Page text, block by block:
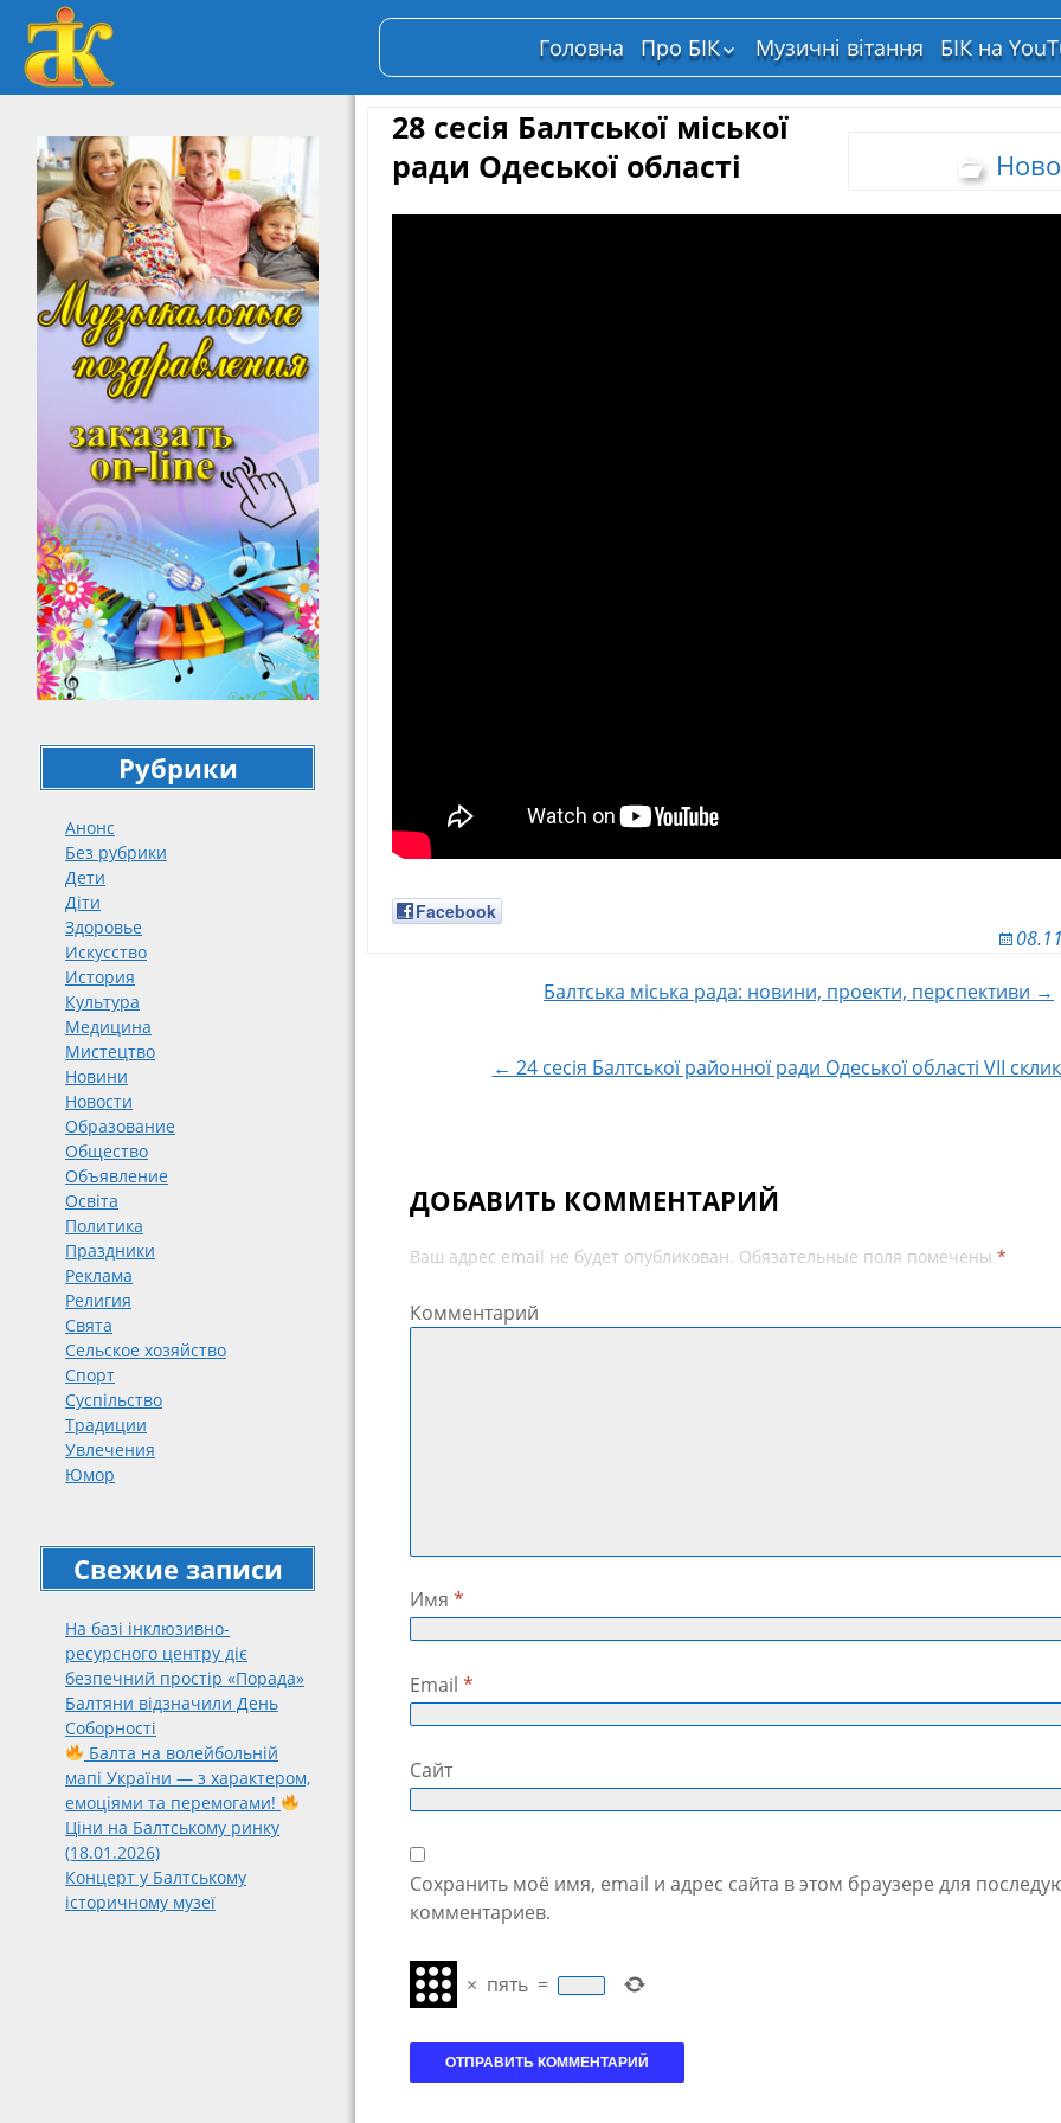
Головна
Про БІК
Структура власності
Музичні вітання БІК на
Рубрики
Анонс
Без рубрики
Дети
Діти
Здоровье
Искусство
История
Культура
Медицина
Мистецтво
Новини
Новости
Образование
Общество
Объявление
Освіта
Политика
Праздники
Реклама
Религия
Свята
Сельское хозяйство
Спорт
Суспільство
Традиции
Увлечения
Юмор
Свежие записи
На базі інклюзивно-
ресурсного центру діє
безпечний простір «Порада»
Балтяни відзначили День
Соборності
Балта на волейбольній
мапі України — з характером,
емоціями та перемогами!
Ціни на Балтському ринку
(18.01.2026)
Концерт у Балтському
історичному музеї
28 сесія Балтської міської
ради Одеської області
Facebook
Навигация по записям
Балтська міська рада: новини, проекти, перспективи →
← 24 сесія Балтської районної ради Одеської області VІІ
ДОБАВИТЬ КОММЕНТАРИЙ
Ваш адрес email не будет опубликован. Обязательные поля помечены*
Комментарий
Имя*
Email*
Сайт
Сохранить моё имя, email и адрес сайта в этом браузере для
комментариев.
× пять =